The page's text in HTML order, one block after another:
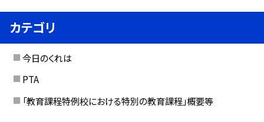
カテゴリ
今日のくれは
PTA
「教育課程特例校における特別の教育課程」概要等